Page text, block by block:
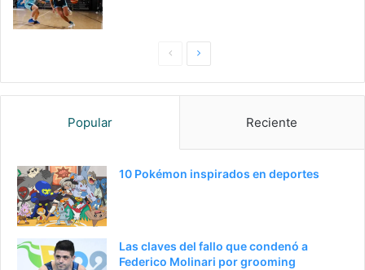
PaginaSiguiente
Popular Reciente
10 Pokémon inspirados en deportes
Las claves del fallo que condenó a
Federico Molinari por grooming